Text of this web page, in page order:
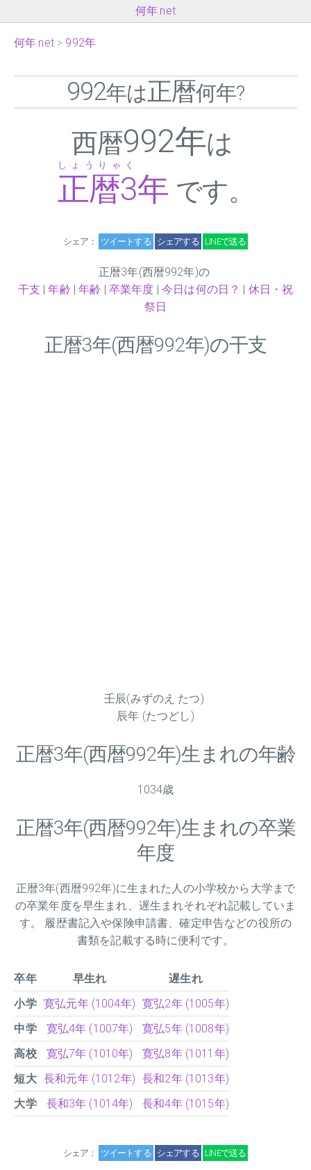
何年.net
何年.net 992年
992年は正暦何年?
西暦992年は
正暦3年
しょうりゃく
です。
シェア： ツイートする シェアする LINEで送る
正暦3年(西暦992年)の
干支 |年齢 |年齢 |卒業年度 |今日は何の日？ | 休日・祝
祭日
正暦3年(西暦992年)の干支
壬辰(みずのえ たつ)
辰年 (たつどし)
正暦3年(西暦992年)生まれの年齢
1034歳
正暦3年(西暦992年)生まれの卒業
年度
正暦3年(西暦992年)に生まれた人の小学校から大学まで
の卒業年度を早生まれ、遅生まれそれぞれ記載していま
す。 履歴書記入や保険申請書、確定申告などの役所の
書類を記載する時に便利です。
卒年 早生れ
遅生れ
小学 寛弘元年 (1004年) 寛弘2年 (1005年)
中学
寛弘4年 (1007年)
寛弘5年 (1008年)
高校
寛弘7年 (1010年)
寛弘8年 (1011年)
短大 長和元年 (1012年) 長和2年 (1013年)
大学
長和3年 (1014年) 長和4年 (1015年)
シェア： ツイートする シェアする LINEで送る